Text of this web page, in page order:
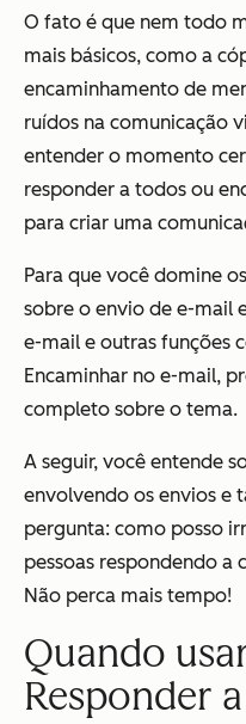
O fato é que nem todo
mais básicos, como a
encaminhamento de
ruídos na comunicação
entender o momento
responder a todos ou
para criar uma
Para que você domine
sobre o envio de e-mail
e-mail e outras funções
Encaminhar no e-mail,
completo sobre o tema.
A seguir, você entende
envolvendo os envios e
pergunta: como posso
pessoas respondendo a
Não perca mais tempo!
Quando
Responder